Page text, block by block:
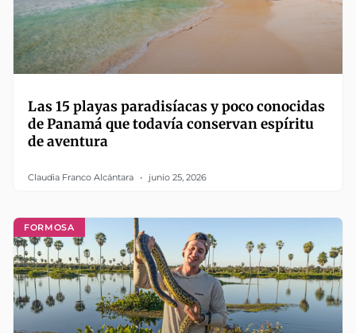
Las 15 playas paradisíacas y poco conocidas
de Panamá que todavía conservan espíritu
de aventura
Claudia Franco Alcántara junio 25, 2026
FORMOSA